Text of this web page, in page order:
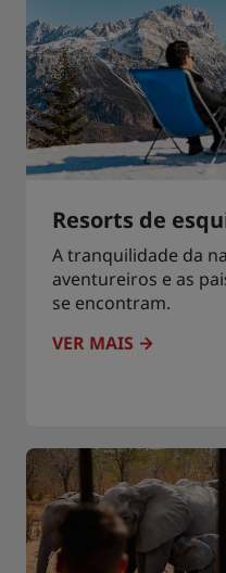
Resorts de
A tranquilidade da
aventureiros e as
se encontram.
VER MAIS